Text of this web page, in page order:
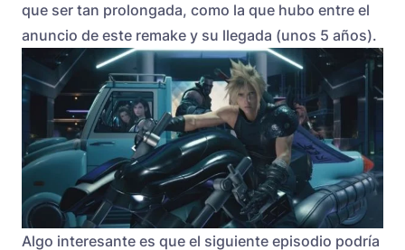
que ser tan prolongada, como la que hubo entre el
anuncio de este remake y su llegada (unos 5 años).
Algo interesante es que el siguiente episodio podría